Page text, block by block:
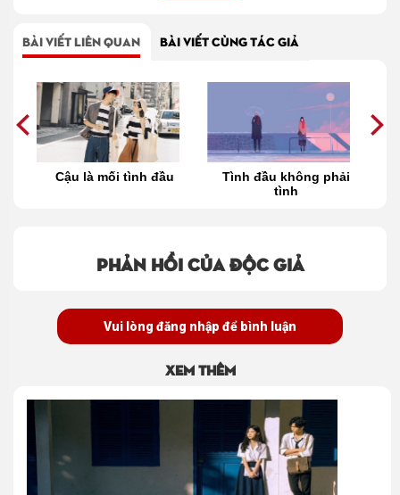
BÀI VIẾT LIÊN QUAN BÀI VIẾT CÙNG TÁC GIẢ
Cậu là mối tình đầu
Tình đầu không phải
tình
Phản hồi của độc giả
Vui lòng đăng nhập để bình luận
Xem thêm